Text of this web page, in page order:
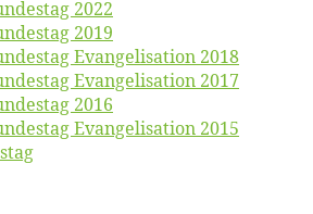
2022
2019
Evan­ge­li­sa­ti­on 2018
Evan­ge­li­sa­ti­on 2017
2016
Evan­ge­li­sa­ti­on 2015